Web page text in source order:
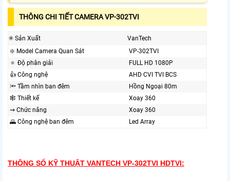
THÔNG CHI TIẾT CAMERA VP-302TVI
✳️ Sản Xuất
VanTech
❇️ Model Camera Quan Sát
VP-302TVI
🔅 Độ phân giải
FULL HD 1080P
👍 Công nghệ
AHD CVI TVI BCS
🔦 Tầm nhìn ban đêm
Hồng Ngoại 80m
🕸️ Thiết kế
Xoay 360
⇝ Chức năng
Xoay 360
🌄 Công nghệ ban đêm
Led Array
THÔNG SỐ KỸ THUẬT VANTECH VP-302TVI HDTVI: